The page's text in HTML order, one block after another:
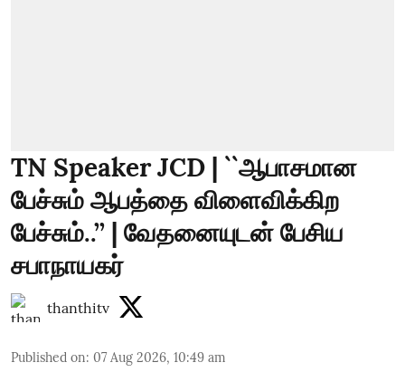
TN Speaker JCD | ``ஆபாசமான
பேச்சும் ஆபத்தை விளைவிக்கிற
பேச்சும்..’’ | வேதனையுடன் பேசிய
சபாநாயகர்
thanthitv
Published on: 07 Aug 2026, 10:49 am